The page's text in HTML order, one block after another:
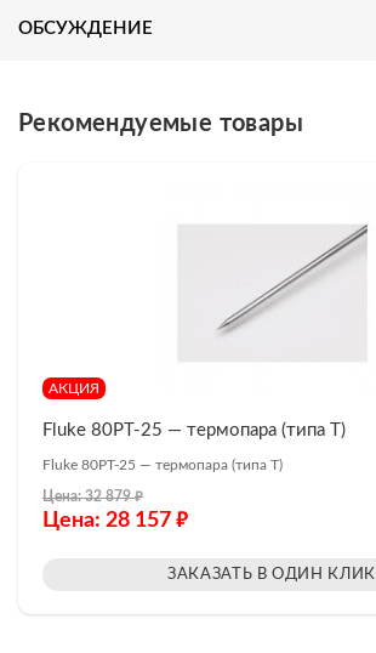
ОБСУЖДЕНИЕ
Рекомендуемые товары
АКЦИЯ
Fluke 80PT-25 — термопара (типа T)
Fluke 80PT-25 — термопара (типа T)
Цена: 32 879₽
Цена: 28 157 ₽
ЗАКАЗАТЬ В ОДИН КЛИК